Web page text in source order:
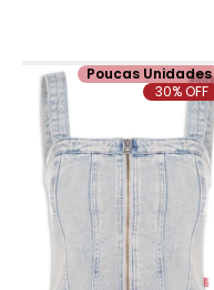
Poucas Unidades
30% OFF